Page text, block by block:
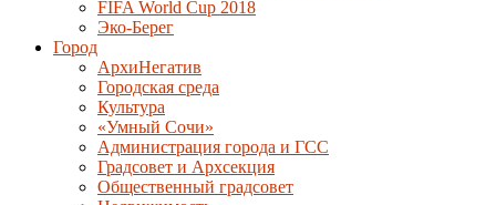
FIFA World Cup 2018
Эко-Берег
Город
АрхиНегатив
Городская среда
Культура
«Умный Сочи»
Администрация города и ГСС
Градсовет и Архсекция
Общественный градсовет